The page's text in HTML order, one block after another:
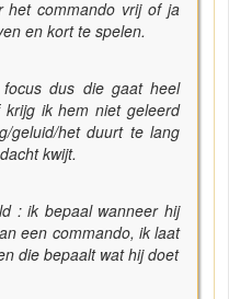
het commando vrij of ja
en kort te spelen.
dus die gaat heel
ik hem niet geleerd
geluid/het duurt te lang
kwijt.
: ik bepaal wanneer hij
een commando, ik laat
die bepaalt wat hij doet